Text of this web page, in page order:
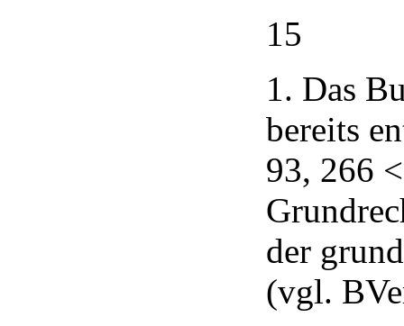
15
1. Das
bereits
93, 266
der
(vgl.